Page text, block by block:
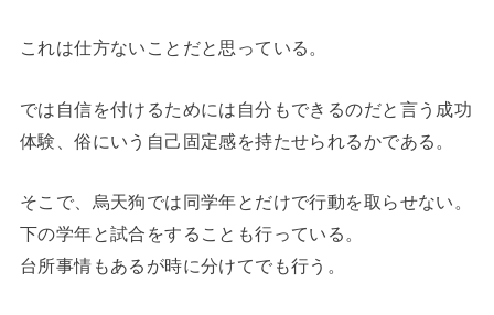
これは仕方ないことだと思っている。
では自信を付けるためには自分もできるのだと言う成功
体験、俗にいう自己固定感を持たせられるかである。
そこで、烏天狗では同学年とだけで行動を取らせない。
下の学年と試合をすることも行っている。
台所事情もあるが時に分けてでも行う。